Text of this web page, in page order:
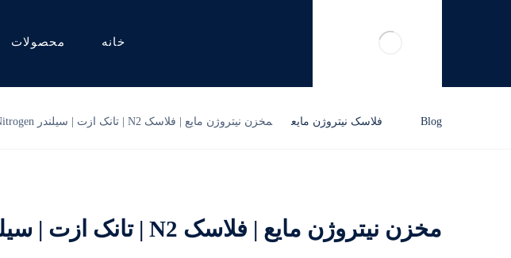
خانه محصولات
Blog فلاسک نیتروژن مایع مخزن نیتروژن مایع | فلاسک N2 | تانک ازت | سیلندر Nitrogen
مخزن نیتروژن مایع | فلاسک N2 | تانک ازت | سیلندر Nitrogen